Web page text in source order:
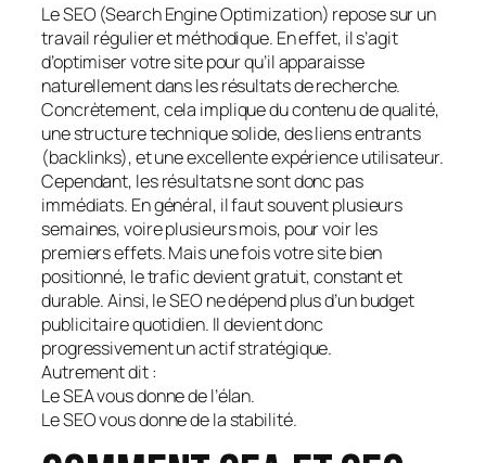
Le SEO (Search Engine Optimization) repose sur un
travail régulier et méthodique. En effet, il s’agit
d’optimiser votre site pour qu’il apparaisse
naturellement dans les résultats de recherche.
Concrètement, cela implique du contenu de qualité,
une structure technique solide, des liens entrants
(backlinks), et une excellente expérience utilisateur.
Cependant, les résultats ne sont donc pas
immédiats. En général, il faut souvent plusieurs
semaines, voire plusieurs mois, pour voir les
premiers effets. Mais une fois votre site bien
positionné, le trafic devient gratuit, constant et
durable. Ainsi, le SEO ne dépend plus d’un budget
publicitaire quotidien. Il devient donc
progressivement un actif stratégique.
Autrement dit :
Le SEA vous donne de l’élan.
Le SEO vous donne de la stabilité.